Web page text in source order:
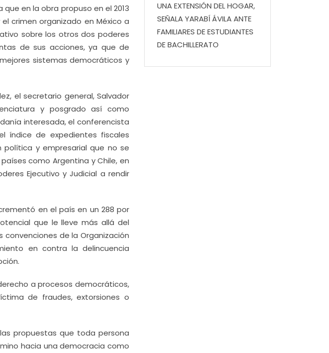
en la obra propuso en el 2013
crimen organizado en México a
sobre los otros dos poderes
de sus acciones, ya que de
sistemas democráticos y
el secretario general, Salvador
y posgrado así como
interesada, el conferencista
índice de expedientes fiscales
política y empresarial que no se
como Argentina y Chile, en
Ejecutivo y Judicial a rendir
en el país en un 288 por
que le lleve más allá del
de la Organización
en contra la delincuencia
a procesos democráticos,
de fraudes, extorsiones o
propuestas que toda persona
hacia una democracia como
UNA EXTENSIÓN DEL HOGAR,
SEÑALA YARABÍ ÁVILA ANTE
FAMILIARES DE ESTUDIANTES
DE BACHILLERATO